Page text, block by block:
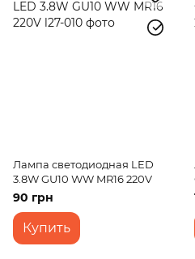
Лампа светодиодная LED
3.8W GU10 WW MR16 220V
90 грн
Купить